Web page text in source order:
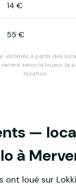
14 €
55 €
estimés à partir des
selon le loueur, la
location.
—
à
ont loué sur Lokki